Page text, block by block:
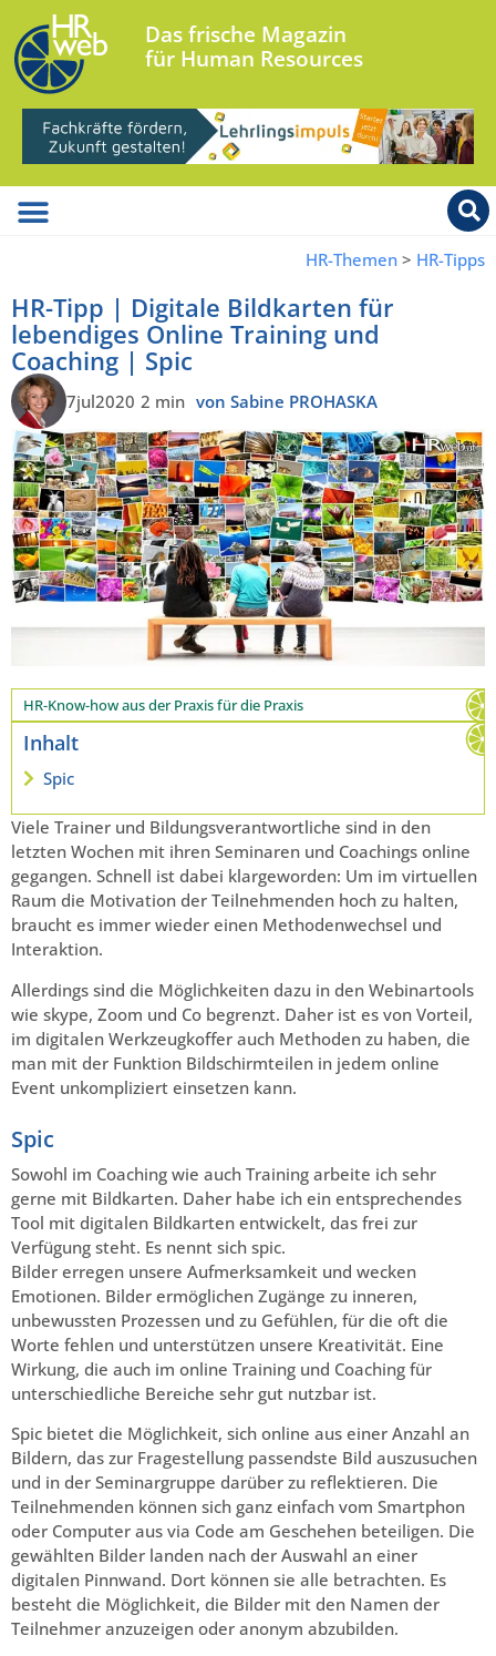
Das frische Magazin
für Human Resources
HR-Themen > HR-Tipps
HR-Tipp | Digitale Bildkarten für
lebendiges Online Training und
Coaching | Spic
7jul2020 2 min von Sabine PROHASKA
HR-Know-how aus der Praxis für die Praxis
Inhalt
Spic
Viele Trainer und Bildungsverantwortliche sind in den
letzten Wochen mit ihren Seminaren und Coachings online
gegangen. Schnell ist dabei klargeworden: Um im virtuellen
Raum die Motivation der Teilnehmenden hoch zu halten,
braucht es immer wieder einen Methodenwechsel und
Interaktion.
Allerdings sind die Möglichkeiten dazu in den Webinartools
wie skype, Zoom und Co begrenzt. Daher ist es von Vorteil,
im digitalen Werkzeugkoffer auch Methoden zu haben, die
man mit der Funktion Bildschirmteilen in jedem online
Event unkompliziert einsetzen kann.
Spic
Sowohl im Coaching wie auch Training arbeite ich sehr
gerne mit Bildkarten. Daher habe ich ein entsprechendes
Tool mit digitalen Bildkarten entwickelt, das frei zur
Verfügung steht. Es nennt sich spic.
Bilder erregen unsere Aufmerksamkeit und wecken
Emotionen. Bilder ermöglichen Zugänge zu inneren,
unbewussten Prozessen und zu Gefühlen, für die oft die
Worte fehlen und unterstützen unsere Kreativität. Eine
Wirkung, die auch im online Training und Coaching für
unterschiedliche Bereiche sehr gut nutzbar ist.
Spic bietet die Möglichkeit, sich online aus einer Anzahl an
Bildern, das zur Fragestellung passendste Bild auszusuchen
und in der Seminargruppe darüber zu reflektieren. Die
Teilnehmenden können sich ganz einfach vom Smartphon
oder Computer aus via Code am Geschehen beteiligen. Die
gewählten Bilder landen nach der Auswahl an einer
digitalen Pinnwand. Dort können sie alle betrachten. Es
besteht die Möglichkeit, die Bilder mit den Namen der
Teilnehmer anzuzeigen oder anonym abzubilden.